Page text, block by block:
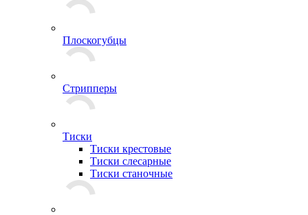
Плоскогубцы
Стрипперы
Тиски
Тиски крестовые
Тиски слесарные
Тиски станочные